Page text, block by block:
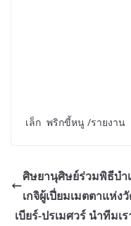
เล็ก พริกขี้หนู /รายงาน
ศิษยานุศิษย์ร่วมพิธีบำ
เกจิผู้เปี่ยมเมตตาแห่ง
เบียร์-ปรเมศวร์ นำทีมเ